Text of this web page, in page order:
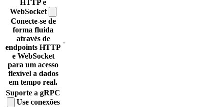
HTTP e
WebSocket
Conecte-se de
forma fluida
através de
endpoints HTTP
e WebSocket
para um acesso
flexível a dados
em tempo real.
-
Suporte a gRPC
Use conexões